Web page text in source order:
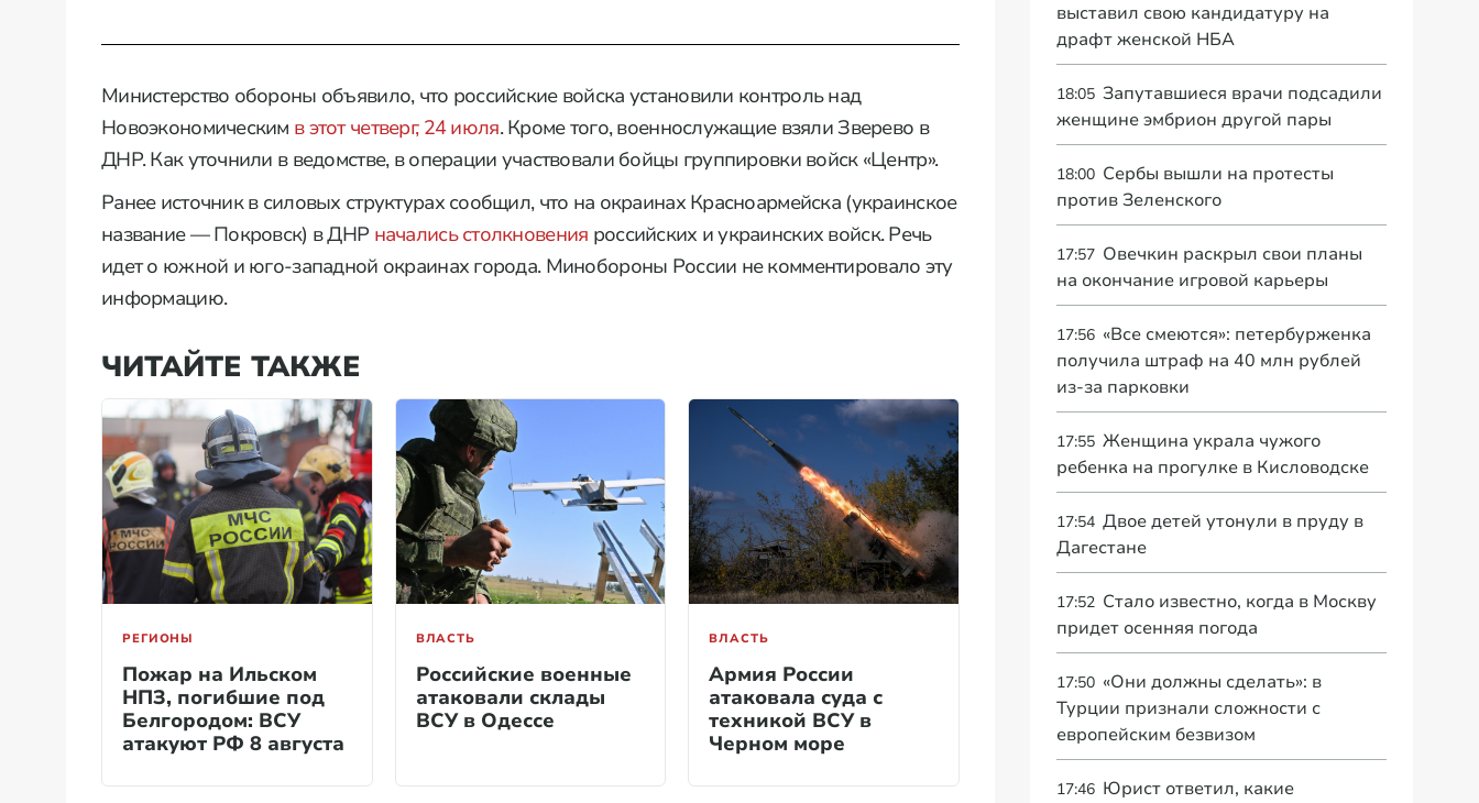
Министерство обороны объявило, что российские войска установили контроль над
Новоэкономическим в этот четверг, 24 июля. Кроме того, военнослужащие взяли Зверево в
ДНР. Как уточнили в ведомстве, в операции участвовали бойцы группировки войск «Центр».
Ранее источник в силовых структурах сообщил, что на окраинах Красноармейска (украинское
название — Покровск) в ДНР начались столкновения российских и украинских войск. Речь
идет о южной и юго-западной окраинах города. Минобороны России не комментировало эту
информацию.
ЧИТАЙТЕ ТАКЖЕ
РЕГИОНЫ
Пожар на Ильском
НПЗ, погибшие под
Белгородом: ВСУ
атакуют РФ 8 августа
ВЛАСТЬ
Российские военные
атаковали склады
ВСУ в Одессе
ВЛАСТЬ
Армия России
атаковала суда с
техникой ВСУ в
Черном море
выставил свою кандидатуру на
драфт женской НБА
18:05 Запутавшиеся врачи подсадили
женщине эмбрион другой пары
18:00 Сербы вышли на протесты
против Зеленского
17:57 Овечкин раскрыл свои планы
на окончание игровой карьеры
17:56 «Все смеются»: петербурженка
получила штраф на 40 млн рублей
из-за парковки
17:55 Женщина украла чужого
ребенка на прогулке в Кисловодске
17:54 Двое детей утонули в пруду в
Дагестане
17:52 Стало известно, когда в Москву
придет осенняя погода
17:50 «Они должны сделать»: в
Турции признали сложности с
европейским безвизом
17:46 Юрист ответил, какие